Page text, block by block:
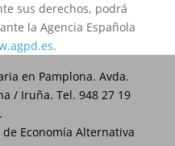
sus derechos, podrá
la Agencia Española
.
en Pamplona. Avda.
/ Iruña. Tel. 948 27 19
Economía Alternativa